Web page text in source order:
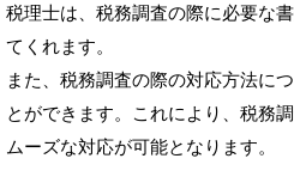
税理士は、税務調査の際に必要な
てくれます。
また、税務調査の際の対応方法に
とができます。これにより、税務
ムーズな対応が可能となります。